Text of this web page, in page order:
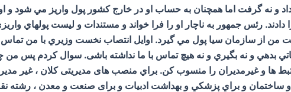
رئس جمهور به ناچار او را فرا خواند و مستندات و ليست پولهاي
از سازمان سيا پول مي گيرد. اوايل انتصاب نخست وزيري با من تماس
بدهي و نه بگيري و نه هيچ تماس با ما نداشته باشی. سوال کردم پس
ها و غیرمدیران را منسوب كن. براي منصب های مدیریتی کلان ، غیر
و ساختمان و براي پزشكي و بهداشت ادبيات و برای صنعت و معدن ، رشته